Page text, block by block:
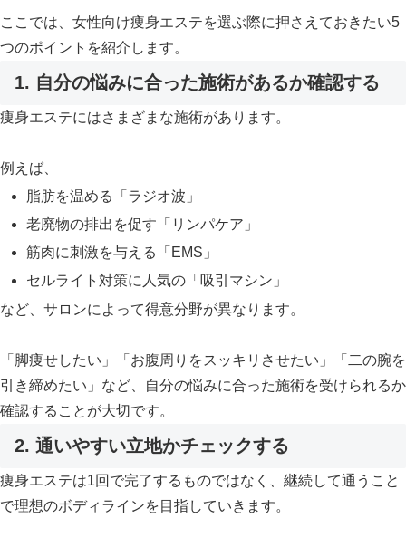
ここでは、女性向け痩身エステを選ぶ際に押さえておきたい5
つのポイントを紹介します。
1. 自分の悩みに合った施術があるか確認する
痩身エステにはさまざまな施術があります。
例えば、
脂肪を温める「ラジオ波」
老廃物の排出を促す「リンパケア」
筋肉に刺激を与える「EMS」
セルライト対策に人気の「吸引マシン」
など、サロンによって得意分野が異なります。
「脚痩せしたい」「お腹周りをスッキリさせたい」「二の腕を
引き締めたい」など、自分の悩みに合った施術を受けられるか
確認することが大切です。
2. 通いやすい立地かチェックする
痩身エステは1回で完了するものではなく、継続して通うこと
で理想のボディラインを目指していきます。